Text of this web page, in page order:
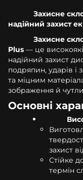
Захисне
надійний захист
Захисне
Plus — це
надійний захист
подряпин, ударів і
та міцним
зображення й
Основні
захист
Стійке
термін